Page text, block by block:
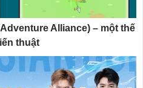
Alliance) – một thế
thuật